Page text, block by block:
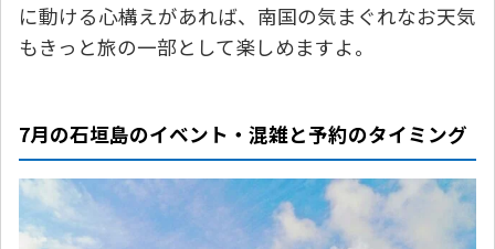
に動ける心構えがあれば、南国の気まぐれなお天気
もきっと旅の一部として楽しめますよ。
7月の石垣島のイベント・混雑と予約のタイミング